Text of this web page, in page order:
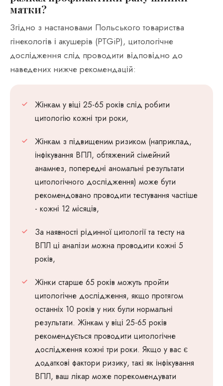
матки?
Згідно з настановами Польського товариства
гінекологів і акушерів (PTGiP), цитологічне
дослідження слід проводити відповідно до
наведених нижче рекомендацій:
Жінкам у віці 25-65 років слід робити
цитологію кожні три роки,
Жінкам з підвищеним ризиком (наприклад,
інфікування ВПЛ, обтяжений сімейний
анамнез, попередні аномальні результати
цитологічного дослідження) може бути
рекомендовано проводити тестування частіше
- кожні 12 місяців,
За наявності рідинної цитології та тесту на
ВПЛ ці аналізи можна проводити кожні 5
років,
Жінки старше 65 років можуть пройти
цитологічне дослідження, якщо протягом
останніх 10 років у них були нормальні
результати. Жінкам у віці 25-65 років
рекомендується проводити цитологічне
дослідження кожні три роки. Якщо у вас є
додаткові фактори ризику, такі як інфікування
ВПЛ, ваш лікар може порекомендувати